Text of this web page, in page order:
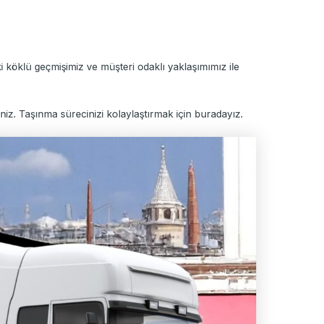
geçmişimiz ve müşteri odaklı yaklaşımımız ile
Taşınma sürecinizi kolaylaştırmak için buradayız.